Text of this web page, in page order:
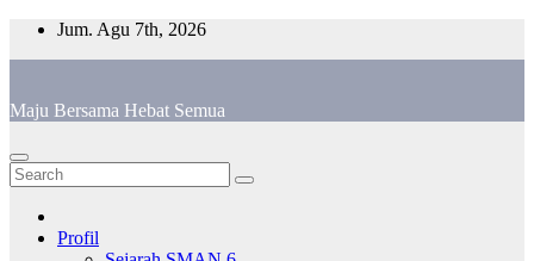
Skip
Jum. Agu 7th, 2026
Maju Bersama Hebat Semua
Profil